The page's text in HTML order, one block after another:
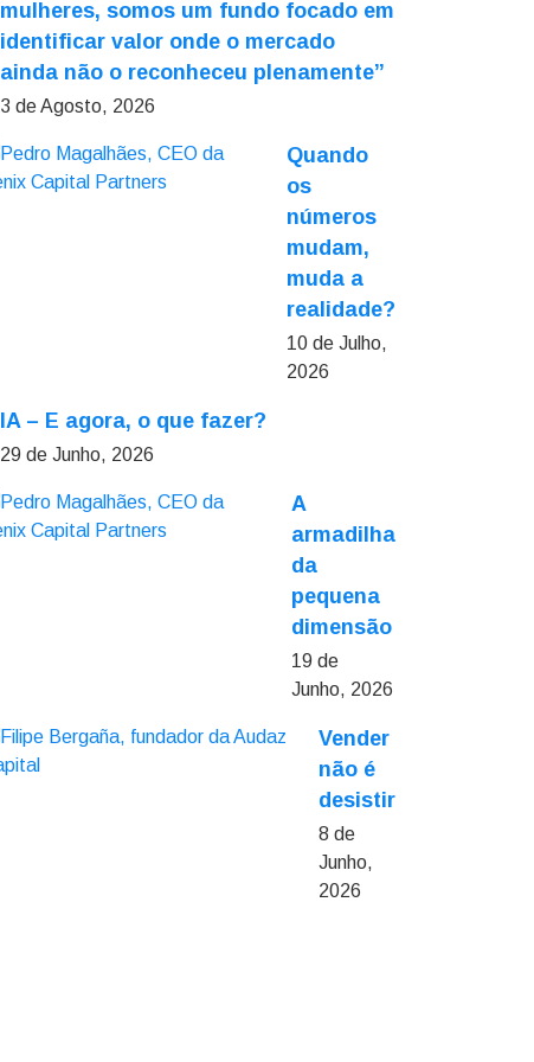
mulheres, somos um fundo focado em
identificar valor onde o mercado
ainda não o reconheceu plenamente”
3 de Agosto, 2026
Quando
os
números
mudam,
muda a
realidade?
10 de Julho,
2026
IA – E agora, o que fazer?
29 de Junho, 2026
A
armadilha
da
pequena
dimensão
19 de
Junho, 2026
Vender
não é
desistir
8 de
Junho,
2026